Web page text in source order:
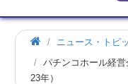
ニュース・トピ
パチンコホール経
23年）